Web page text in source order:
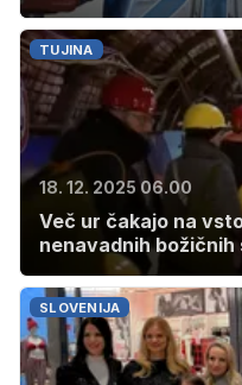
TUJINA
18. 12. 2025 06.00
Več ur čakajo na
nenavadnih božičnih
SLOVENIJA